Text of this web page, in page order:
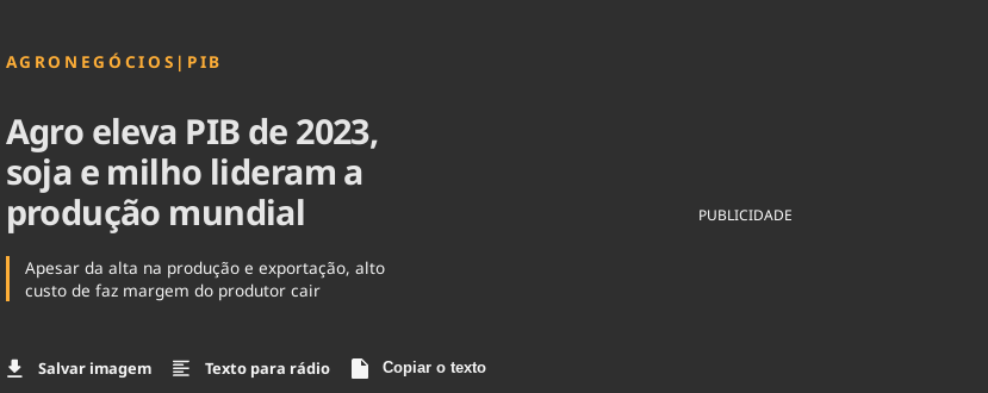
Brasil
AGRONEGÓCIOS | PIB
Agro eleva PIB de 2023,
soja e milho lideram a
produção mundial
Apesar da alta na produção e exportação, alto
custo de faz margem do produtor cair
Salvar imagem Texto para rádio Copiar o texto
PUBLICIDADE